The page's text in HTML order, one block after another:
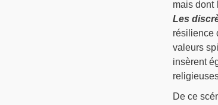
mais dont
Les
résilience
valeurs
insèrent
De ce